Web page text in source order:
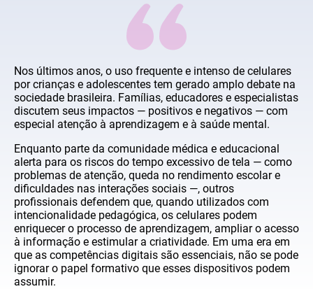
Nos últimos anos, o uso frequente e intenso de celulares
por crianças e adolescentes tem gerado amplo debate na
sociedade brasileira. Famílias, educadores e especialistas
discutem seus impactos — positivos e negativos — com
especial atenção à aprendizagem e à saúde mental.
Enquanto parte da comunidade médica e educacional
alerta para os riscos do tempo excessivo de tela — como
problemas de atenção, queda no rendimento escolar e
dificuldades nas interações sociais —, outros
profissionais defendem que, quando utilizados com
intencionalidade pedagógica, os celulares podem
enriquecer o processo de aprendizagem, ampliar o acesso
à informação e estimular a criatividade. Em uma era em
que as competências digitais são essenciais, não se pode
ignorar o papel formativo que esses dispositivos podem
assumir.